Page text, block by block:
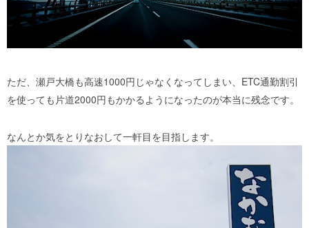
ただ、瀬戸大橋も高速1000円じゃなくなってしまい、ETC通勤割引
を使っても片道2000円もかかるようになったのが本当に残念です。
なんとか気をとりなおして一軒目を目指します。